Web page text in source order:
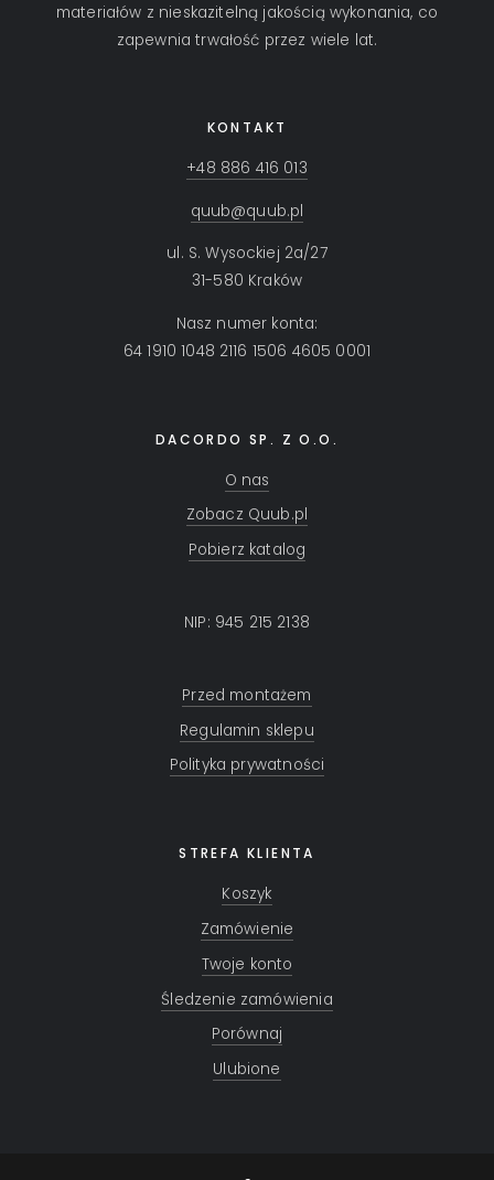
materiałów z nieskazitelną jakością wykonania, co
zapewnia trwałość przez wiele lat.
KONTAKT
+48 886 416 013
quub@quub.pl
ul. S. Wysockiej 2a/27
31-580 Kraków
Nasz numer konta:
64 1910 1048 2116 1506 4605 0001
DACORDO SP. Z O.O.
O nas
Zobacz Quub.pl
Pobierz katalog
NIP: 945 215 2138
Przed montażem
Regulamin sklepu
Polityka prywatności
STREFA KLIENTA
Koszyk
Zamówienie
Twoje konto
Śledzenie zamówienia
Porównaj
Ulubione